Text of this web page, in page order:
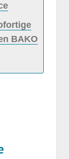
BAKO